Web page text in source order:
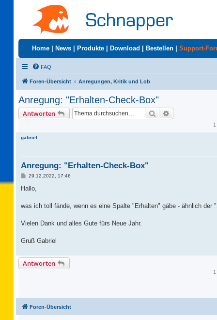
Home News Produkte Download Bestellen Support-
FAQ
Foren-Übersicht Anregungen, Kritik und Lob
Anregung: "Erhalten-Check-Box"
Antworten Suche
gabriel
Anregung: "Erhalten-Check-Box"
B
i
a
29.12.2022, 17:46
Hallo,
was ich toll fände, wenn es eine Spalte "Erhalten" gäbe - ähnlich
Vielen Dank und alles Gute fürs Neue Jahr.
Gruß Gabriel
Antworten
Foren-Übersicht